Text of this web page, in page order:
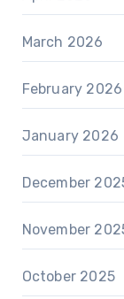
March 2026
February 2026
January 2026
December
November
October 2025